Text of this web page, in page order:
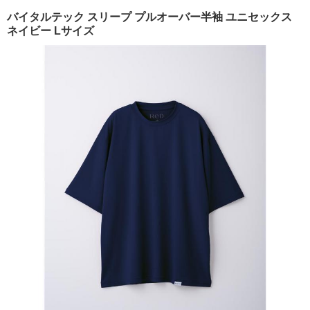
バイタルテック スリープ プルオーバー半袖 ユニセックス
ネイビー Lサイズ